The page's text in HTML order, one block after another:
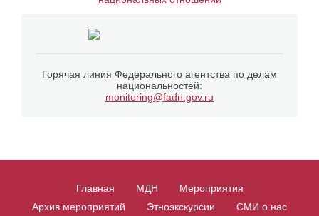
Горячая линия Федерального агентства по делам
национальностей:
monitoring@fadn.gov.ru
Главная МДН
Мероприятия
Архив мероприятий
Этноэкскурсии
СМИ о нас